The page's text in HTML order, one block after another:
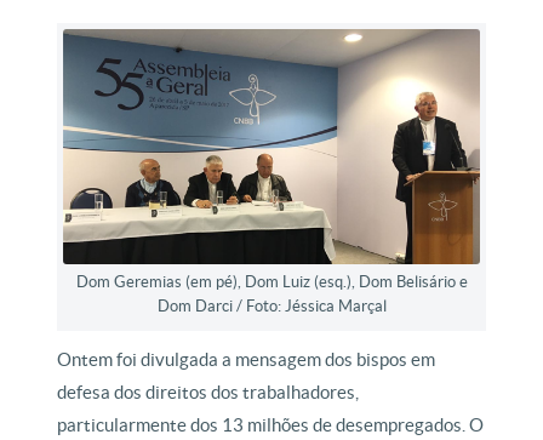
Dom Geremias (em pé), Dom Luiz (esq.), Dom Belisário e
Dom Darci / Foto: Jéssica Marçal
Ontem foi divulgada a mensagem dos bispos em
defesa dos direitos dos trabalhadores,
particularmente dos 13 milhões de desempregados. O